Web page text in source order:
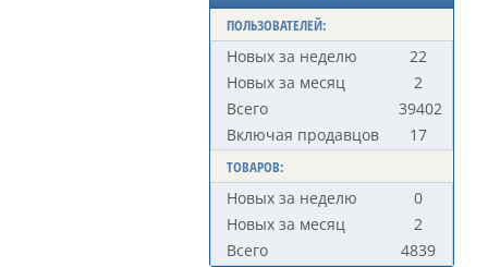
ПОЛЬЗОВАТЕЛЕЙ:
Новых за неделю
22
Новых за месяц
2
Всего
39402
Включая продавцов
17
ТОВАРОВ:
Новых за неделю
0
Новых за месяц
2
Всего
4839